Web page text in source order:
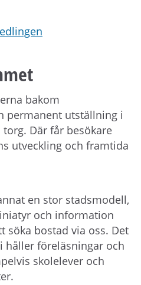
bakom
permanent utställning i
Där får besökare
utveckling och framtida
en stor stadsmodell,
och information
söka bostad via oss. Det
håller föreläsningar och
skolelever och